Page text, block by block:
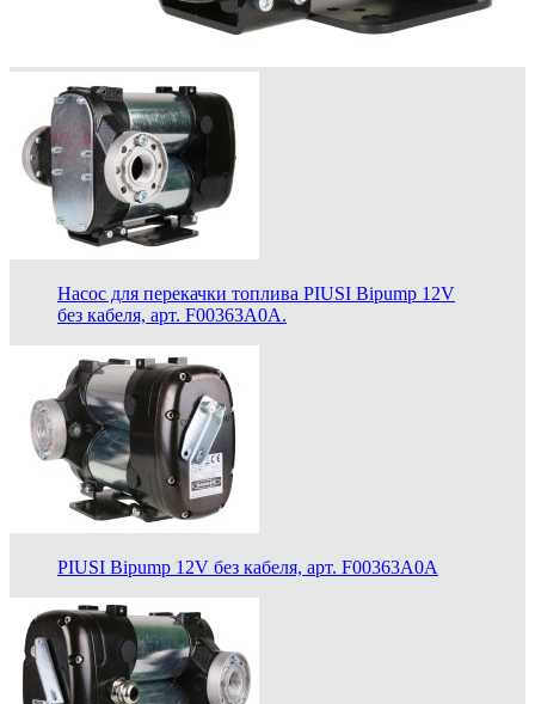
Насос для перекачки топлива PIUSI Bipump 12V
без кабеля, арт. F00363A0A.
PIUSI Bipump 12V без кабеля, арт. F00363A0A